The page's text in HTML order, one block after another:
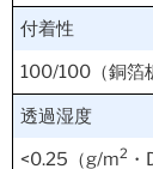
付着性
100/100（銅箔
透過湿度
<0.25（g/m2